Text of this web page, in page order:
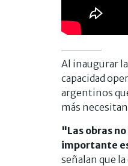
Al inaugurar
capacidad
argentinos
más
"Las obras
importante
señalan que